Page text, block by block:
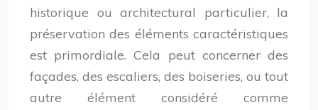
historique ou architectural particulier, la
préservation des éléments caractéristiques
est primordiale. Cela peut concerner des
façades, des escaliers, des boiseries, ou tout
autre élément considéré comme